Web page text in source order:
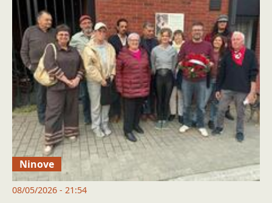
Ninove
08/05/2026 - 21:54